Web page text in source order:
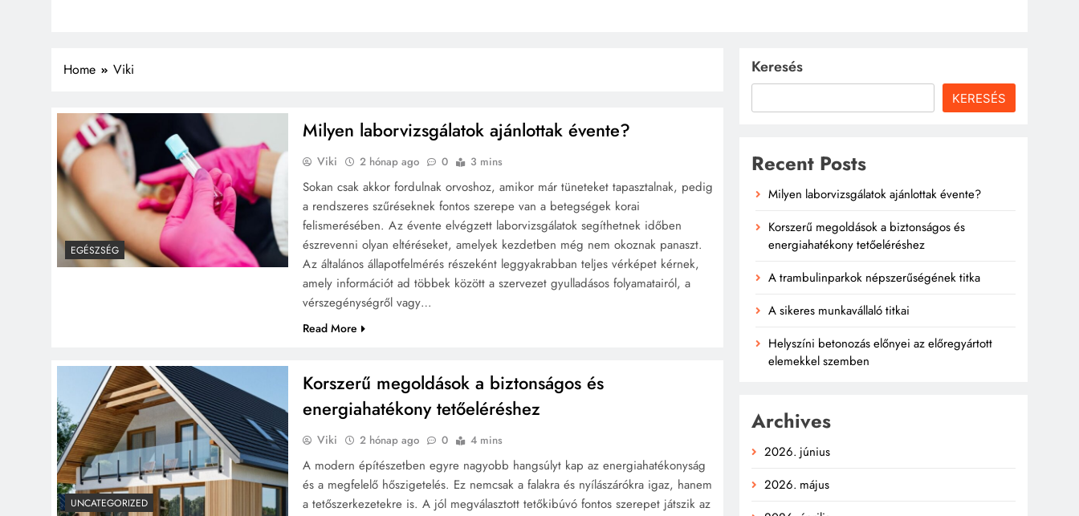
Home Viki
EGÉSZSÉG
Milyen laborvizsgálatok ajánlottak évente?
Viki 2 hónap ago 0 3 mins
Sokan csak akkor fordulnak orvoshoz, amikor már tüneteket tapasztalnak, pedig
a rendszeres szűréseknek fontos szerepe van a betegségek korai
felismerésében. Az évente elvégzett laborvizsgálatok segíthetnek időben
észrevenni olyan eltéréseket, amelyek kezdetben még nem okoznak panaszt.
Az általános állapotfelmérés részeként leggyakrabban teljes vérképet kérnek,
amely információt ad többek között a szervezet gyulladásos folyamatairól, a
vérszegénységről vagy…
Read More
UNCATEGORIZED
Korszerű megoldások a biztonságos és
energiahatékony tetőeléréshez
Viki 2 hónap ago 0 4 mins
A modern építészetben egyre nagyobb hangsúlyt kap az energiahatékonyság
és a megfelelő hőszigetelés. Ez nemcsak a falakra és nyílászárókra igaz, hanem
a tetőszerkezetekre is. A jól megválasztott tetőkibúvó fontos szerepet játszik az
Keresés
KERESÉS
Recent Posts
Milyen laborvizsgálatok ajánlottak évente?
Korszerű megoldások a biztonságos és
energiahatékony tetőeléréshez
A trambulinparkok népszerűségének titka
A sikeres munkavállaló titkai
Helyszíni betonozás előnyei az előregyártott
elemekkel szemben
Archives
2026. június
2026. május